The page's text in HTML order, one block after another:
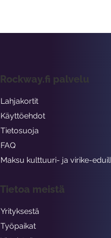
Rockway.fi palvelu
Lahjakortit
Käyttöehdot
Tietosuoja
FAQ
Maksu kulttuuri- ja virike-
Tietoa meistä
Yrityksestä
Työpaikat